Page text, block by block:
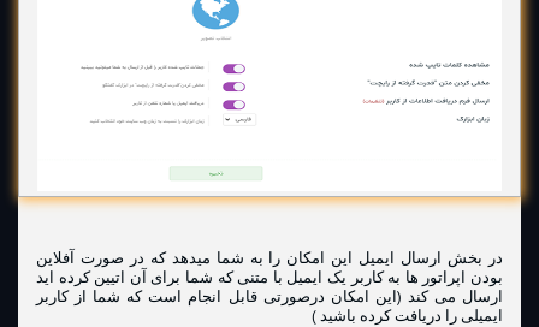
در بخش ارسال ایمیل این امکان را به شما میدهد که در صورت آفلاین
بودن اپراتور ها به کاربر یک ایمیل با متنی که شما برای آن اتیین کرده اید
ارسال می کند (این امکان درصورتی قابل انجام است که شما از کاربر
ایمیلی را دریافت کرده باشید )